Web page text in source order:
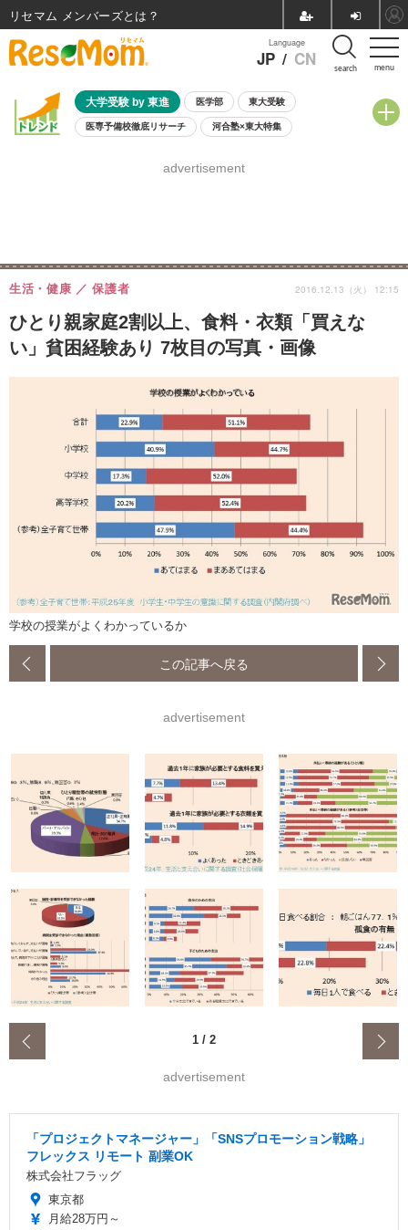
menu
Language
JP / CN search
大学受験 by 東進 医学部 東大受験
医専予備校徹底リサーチ 河合塾×東大特集
8月開催学校説明会・相談会
advertisement
ひとり親家庭2割以上、食料・衣類「買えな
い」貧困経験あり 7枚目の写真・画像
生活・健康 保護者 2016.12.13（火） 12:15
学校の授業がよくわかっているか
この記事へ戻る
advertisement
1 / 2
advertisement
「プロジェクトマネージャー」「SNSプロモーション戦略」
フレックス リモート 副業OK
株式会社フラッグ
東京都
月給28万円～
リセマム メンバーズ